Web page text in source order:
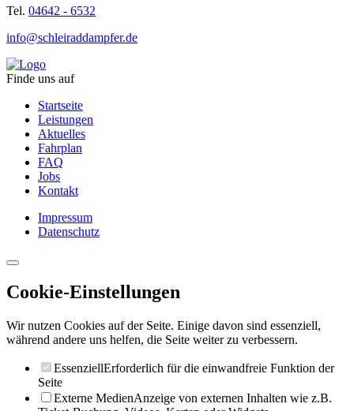
Tel. 04642 - 6532
info@schleiraddampfer.de
Finde uns auf
Startseite
Leistungen
Aktuelles
Fahrplan
FAQ
Jobs
Kontakt
Impressum
Datenschutz
Cookie-Einstellungen
Wir nutzen Cookies auf der Seite. Einige davon sind essenziell,
während andere uns helfen, die Seite weiter zu verbessern.
EssenziellErforderlich für die einwandfreie Funktion der
Seite
Externe MedienAnzeige von externen Inhalten wie z.B.